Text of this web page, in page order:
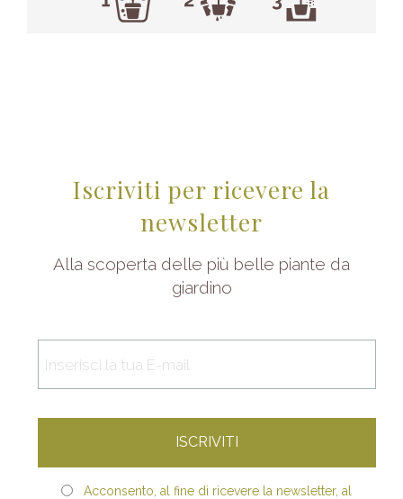
Iscriviti per ricevere la
newsletter
Alla scoperta delle più belle piante da
giardino
Acconsento, al fine di ricevere la newsletter, al